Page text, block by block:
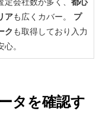
タを確認す